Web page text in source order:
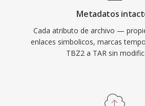
Metadatos
Cada atributo de archivo —
enlaces simbolicos, marcas
TBZ2 a TAR sin